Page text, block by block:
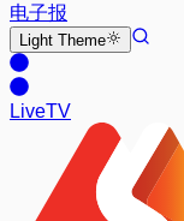
电子报
Light Theme
LiveTV